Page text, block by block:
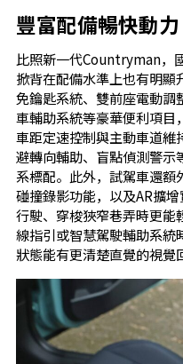
豐富配備暢快動力
比照新一代Countryman，
掀背在配備水準上也有明
免鑰匙系統、雙前座電動
車輔助系統等豪華便利項目
車距定速控制與主動車道維
避轉向輔助、盲點偵測警示
系標配。此外，試駕車還額
碰撞錄影功能，以及AR擴
行駛、穿梭狹窄巷弄時更能
線指引或智慧駕駛輔助系統
狀態能有更清楚直覺的視覺